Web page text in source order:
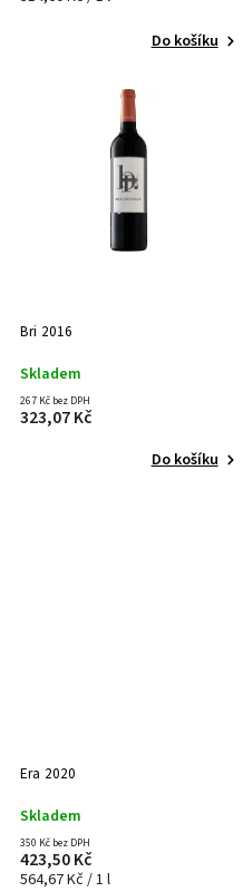
Do košíku
Bri 2016
Skladem
267 Kč bez DPH
323,07 Kč
Do košíku
Era 2020
Skladem
350 Kč bez DPH
423,50 Kč
564,67 Kč / 1 l